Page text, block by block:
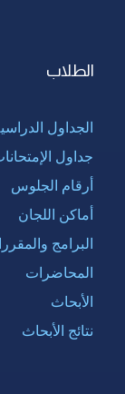
الطلاب
الجداول
جداول
أرقام الجلوس
أماكن اللجان
البرامج
المحاضرات
الأبحاث
نتائج الأبحاث